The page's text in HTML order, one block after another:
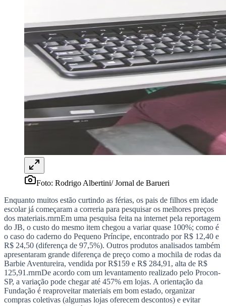
Segurança Regional
Hospitais Estaduais
Parques & Represas
Cidades da Região
Santana de ParnaíbaOsascoCarapicuíbaJandiraItapeviCotiaPirapora
AraçariguamaCajamarCaieirasFranco da
Francisco MoratoTaboão da Serra Embu das ArtesSão Roque
Para Sua Empresa
Anuncie Regional
Guia de Empresas
Vagas na Região
Selo Verificado
Portal Educacional
Agenda de Vestibulares
Vagas de Emprego
Concursos
Panorama Econômico
Panorama Econômico
Para Sua Empresa
Anuncie no Portal
Verificar EmpresaNovo
Anunciar VagasNovo
Publicidade Legal
Foto: Rodrigo Albertini/ Jornal de Barueri
Enquanto muitos estão curtindo as férias, os pais de filhos em idade
escolar já começaram a correria para pesquisar os melhores preços
dos materiais.rnrnEm uma pesquisa feita na internet pela reportagem
do JB, o custo do mesmo item chegou a variar quase 100%; como é
o caso do caderno do Pequeno Príncipe, encontrado por R$ 12,40 e
R$ 24,50 (diferença de 97,5%). Outros produtos analisados também
apresentaram grande diferença de preço como a mochila de rodas da
Barbie Aventureira, vendida por R$159 e R$ 284,91, alta de R$
125,91.rnrnDe acordo com um levantamento realizado pelo Procon-
SP, a variação pode chegar até 457% em lojas. A orientação da
Fundação é reaproveitar materiais em bom estado, organizar
compras coletivas (algumas lojas oferecem descontos) e evitar